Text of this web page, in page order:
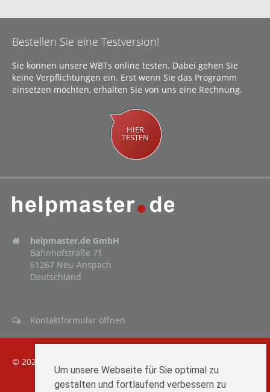
Um unsere Webseite für Sie optimal zu
gestalten und fortlaufend verbessern zu
Bestellen Sie eine Testversion!
Sie können unsere WBTs online testen. Dabei gehen Sie
keine Verpflichtungen ein. Erst wenn Sie das Programm
einsetzen möchten, erhalten Sie von uns eine Rechnung.
HIER
TESTEN
helpmaster.de GmbH
Bahnhofstraße 71
61267 Neu-Anspach
Deutschland
Kontaktformular öffnen
© 2026